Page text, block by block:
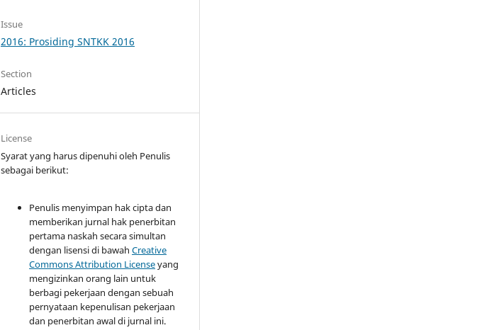
Issue
2016: Prosiding SNTKK 2016
Section
Articles
License
Syarat yang harus dipenuhi oleh Penulis
sebagai berikut:
Penulis menyimpan hak cipta dan
memberikan jurnal hak penerbitan
pertama naskah secara simultan
dengan lisensi di bawahCreative
Commons Attribution Licenseyang
mengizinkan orang lain untuk
berbagi pekerjaan dengan sebuah
pernyataan kepenulisan pekerjaan
dan penerbitan awal di jurnal ini.